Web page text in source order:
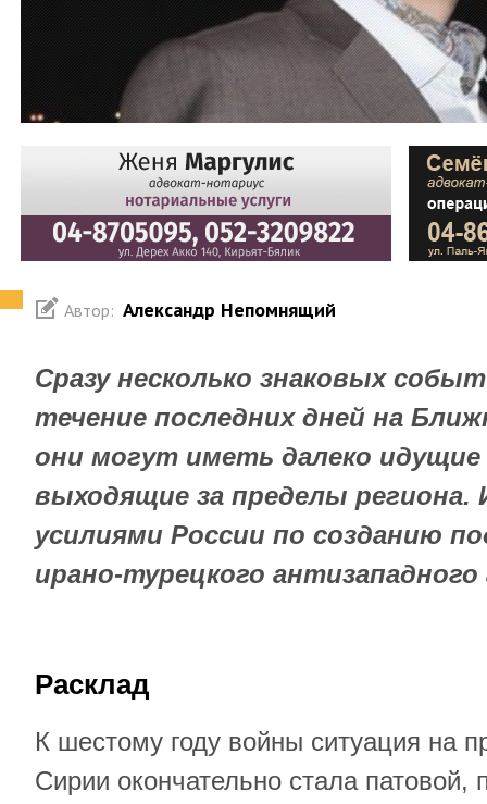
Автор: Александр Непомнящий
Сразу несколько знаковых
течение последних дней на
они могут иметь далеко идущие
выходящие за пределы региона.
усилиями России по созданию
ирано-турецкого антизападного
Расклад
К шестому году войны ситуация на
Сирии окончательно стала патовой,